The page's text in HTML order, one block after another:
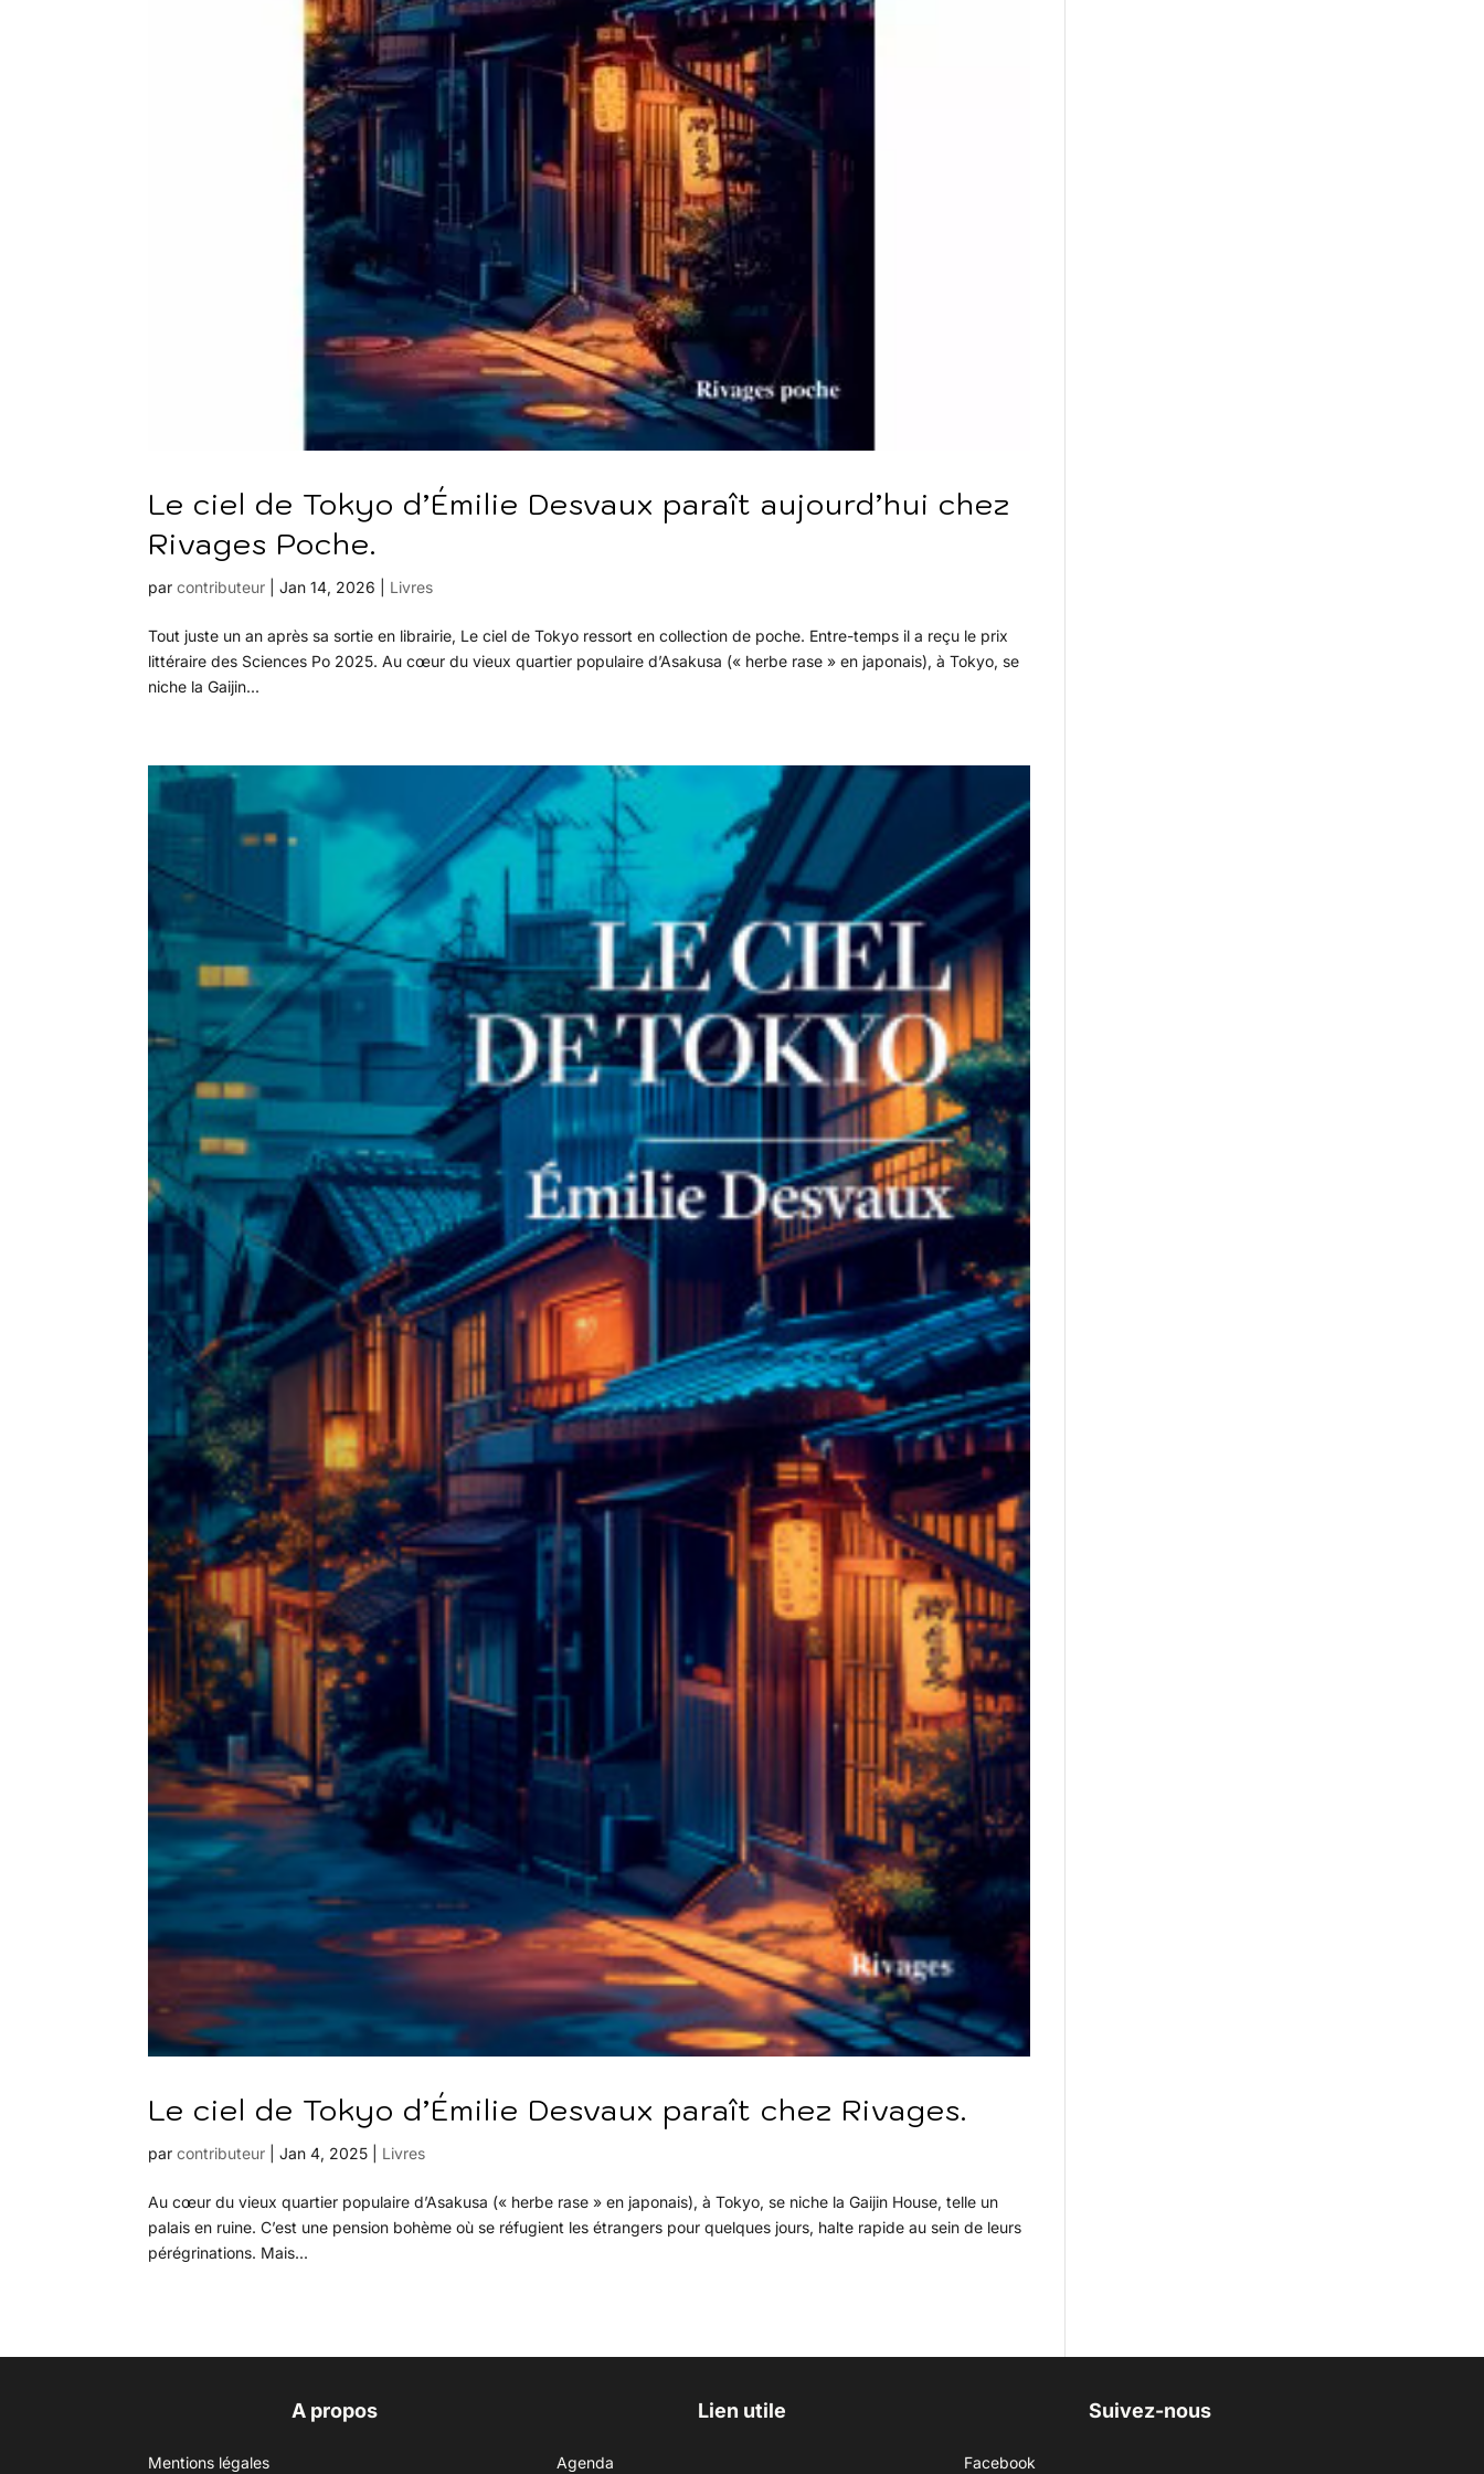
Le ciel de Tokyo d’Émilie Desvaux paraît aujourd’hui chez
Rivages Poche.
parcontributeur |Jan 14, 2026 Livres
Tout juste un an après sa sortie en librairie, Le ciel de Tokyo ressort en collection de poche. Entre-temps il a reçu le prix
littéraire des Sciences Po 2025. Au cœur du vieux quartier populaire d’Asakusa (« herbe rase » en japonais), à Tokyo, se
niche la Gaijin...
Le ciel de Tokyo d’Émilie Desvaux paraît chez Rivages.
parcontributeur |Jan 4, 2025 Livres
Au cœur du vieux quartier populaire d’Asakusa (« herbe rase » en japonais), à Tokyo, se niche la Gaijin House, telle un
palais en ruine. C’est une pension bohème où se réfugient les étrangers pour quelques jours, halte rapide au sein de leurs
pérégrinations. Mais...
A propos
Mentions légales
Lien utile
Agenda
Suivez-nous
Facebook